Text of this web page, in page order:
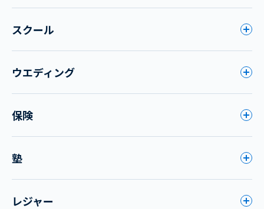
スクール
ウエディング
保険
塾
レジャー